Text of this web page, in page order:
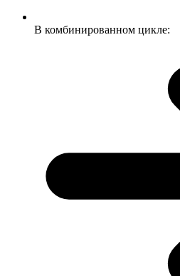
В комбинированном цикле: